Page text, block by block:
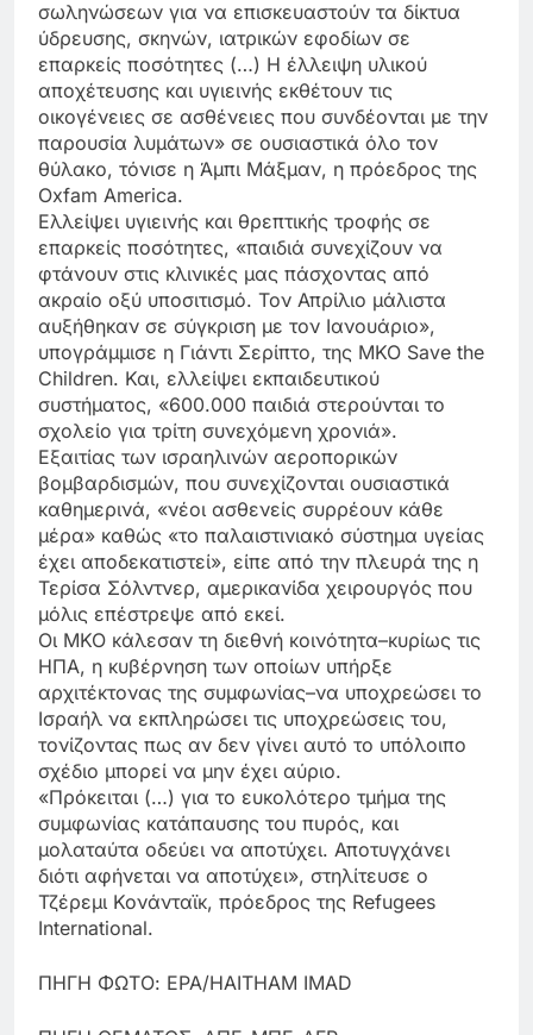
σωληνώσεων για να επισκευαστούν τα δίκτυα
ύδρευσης, σκηνών, ιατρικών εφοδίων σε
επαρκείς ποσότητες (…) Η έλλειψη υλικού
αποχέτευσης και υγιεινής εκθέτουν τις
οικογένειες σε ασθένειες που συνδέονται με την
παρουσία λυμάτων» σε ουσιαστικά όλο τον
θύλακο, τόνισε η Άμπι Μάξμαν, η πρόεδρος της
Oxfam America.
Ελλείψει υγιεινής και θρεπτικής τροφής σε
επαρκείς ποσότητες, «παιδιά συνεχίζουν να
φτάνουν στις κλινικές μας πάσχοντας από
ακραίο οξύ υποσιτισμό. Τον Απρίλιο μάλιστα
αυξήθηκαν σε σύγκριση με τον Ιανουάριο»,
υπογράμμισε η Γιάντι Σερίπτο, της ΜΚΟ Save the
Children. Και, ελλείψει εκπαιδευτικού
συστήματος, «600.000 παιδιά στερούνται το
σχολείο για τρίτη συνεχόμενη χρονιά».
Εξαιτίας των ισραηλινών αεροπορικών
βομβαρδισμών, που συνεχίζονται ουσιαστικά
καθημερινά, «νέοι ασθενείς συρρέουν κάθε
μέρα» καθώς «το παλαιστινιακό σύστημα υγείας
έχει αποδεκατιστεί», είπε από την πλευρά της η
Τερίσα Σόλντνερ, αμερικανίδα χειρουργός που
μόλις επέστρεψε από εκεί.
Οι ΜΚΟ κάλεσαν τη διεθνή κοινότητα–κυρίως τις
ΗΠΑ, η κυβέρνηση των οποίων υπήρξε
αρχιτέκτονας της συμφωνίας–να υποχρεώσει το
Ισραήλ να εκπληρώσει τις υποχρεώσεις του,
τονίζοντας πως αν δεν γίνει αυτό το υπόλοιπο
σχέδιο μπορεί να μην έχει αύριο.
«Πρόκειται (…) για το ευκολότερο τμήμα της
συμφωνίας κατάπαυσης του πυρός, και
μολαταύτα οδεύει να αποτύχει. Αποτυγχάνει
διότι αφήνεται να αποτύχει», στηλίτευσε ο
Τζέρεμι Κονάνταϊκ, πρόεδρος της Refugees
International.
ΠΗΓΗ ΦΩΤΟ: EPA/HAITHAM IMAD